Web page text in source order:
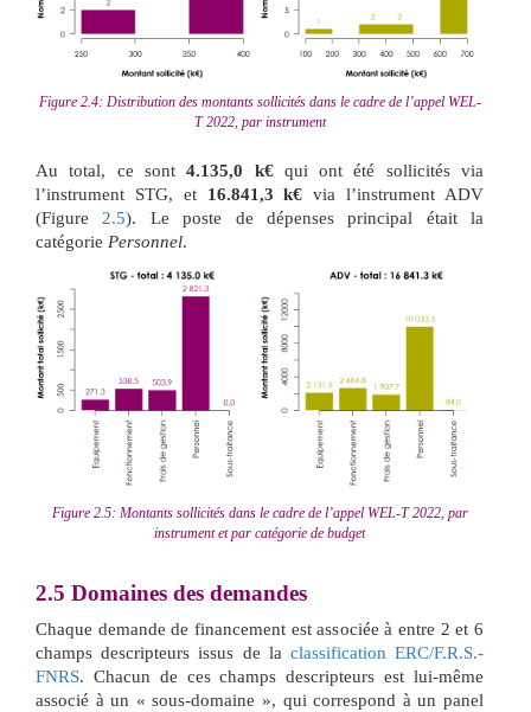
Figure 2.4: Distribution des montants sollicités dans le cadre de l’appel WEL-
T 2022, par instrument
Au total, ce sont4.135,0 k€qui ont été sollicités via
l’instrument STG, et 16.841,3 k€ via l’instrument ADV
(Figure 2.5). Le poste de dépenses principal était la
catégorie Personnel.
Figure 2.5: Montants sollicités dans le cadre de l’appel WEL-T 2022, par
instrument et par catégorie de budget
2.5 Domaines des demandes
Chaque demande de financement est associée à entre 2 et 6
champs descripteurs issus de la classification ERC/F.R.S.-
FNRS. Chacun de ces champs descripteurs est lui-même
associé à un « sous-domaine », qui correspond à un panel